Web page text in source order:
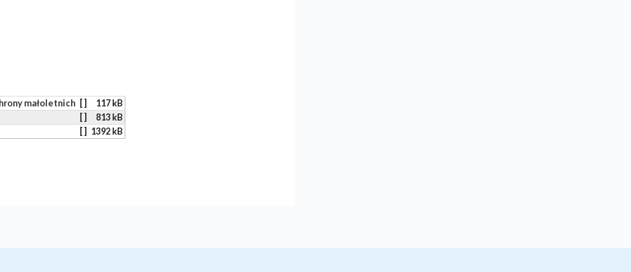
małoletnich [ ]
117 kB
[ ]
813 kB
[ ] 1392 kB